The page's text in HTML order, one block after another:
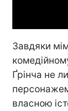
Завдяки
Ґрінча не
власною